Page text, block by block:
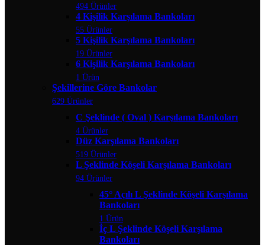
494 Ürünler
4 Kişilik Karşılama Bankoları
55 Ürünler
5 Kişilik Karşılama Bankoları
19 Ürünler
6 Kişilik Karşılama Bankoları
1 Ürün
Şekillerine Göre Bankolar
629 Ürünler
C Şeklinde ( Oval ) Karşılama Bankoları
4 Ürünler
Düz Karşılama Bankoları
519 Ürünler
L Şeklinde Köşeli Karşılama Bankoları
94 Ürünler
45° Açılı L Şeklinde Köşeli Karşılama
Bankoları
1 Ürün
İç L Şeklinde Köşeli Karşılama
Bankoları